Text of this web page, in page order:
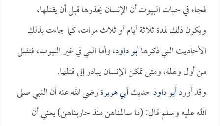
فجاء في حيات البيوت أن الإنسان يحذرها قبل أن يقتلها،
ويكون ذلك لمدة ثلاثة أيام أو ثلاث مرات، كما جاءت بذلك
الأحاديث التي ذكرهاأبو داود، وأما التي في غير البيوت، فتقتل
من أول وهلة، ومتى تمكن الإنسان يبادر إلى قتلها.
وقد أوردأبو داودحديثأبي هريرةرضي الله عنه أن النبي صلى
الله عليه وسلم قال: (ما سالمناهن منذ حاربناهن) يعني أن